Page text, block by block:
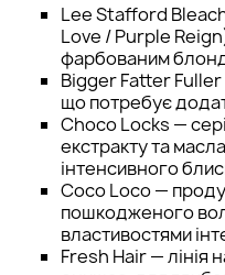
Lee Stafford
Love / Purple
фарбованим
Bigger Fatter Fuller
що потребує
Choco Locks —
екстракту та
інтенсивного
Coco Loco —
пошкодженого
властивостями
Fresh Hair — лінія